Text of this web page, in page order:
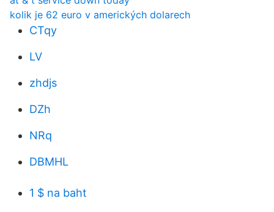
kolik je 62 euro v amerických dolarech
CTqy
LV
zhdjs
DZh
NRq
DBMHL
1 $ na baht